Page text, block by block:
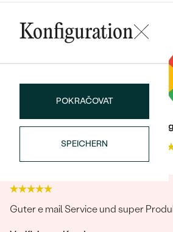
Bestseller
ANSEHEN
Konfiguration
POKRAČOVAT
SPEICHERN
Trusted shop Bewertungen
Guter e mail Service und super